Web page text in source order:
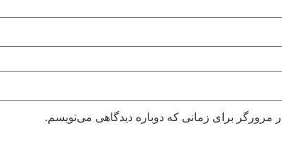
مرورگر برای زمانی که دوباره دیدگاهی می‌نویسم.